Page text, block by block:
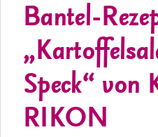
Bantel-
Speck“
RIKON